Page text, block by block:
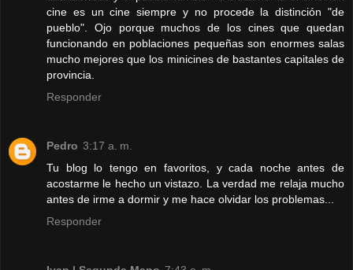
cine es un cine siempre y no procede la distinción "de
pueblo". Ojo porque muchos de los cines que quedan
funcionando en poblaciones pequeñas son enormes salas
mucho mejores que los minicines de bastantes capitales de
provincia.
Responder
Pedro 3:17 a. m.
Tu blog lo tengo en favoritos, y cada noche antes de
acostarme le hecho un vistazo. La verdad me relaja mucho
antes de irme a dormir y me hace olvidar los problemas...
Responder